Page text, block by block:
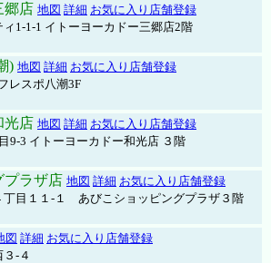
郷店 地図 詳細 お気に入り店舗登録
1-1-1 イトーヨーカドー三郷店2階
) 地図 詳細 お気に入り店舗登録
レスポ八潮3F
光店 地図 詳細 お気に入り店舗登録
9-3 イトーヨーカドー和光店 ３階
プラザ店 地図 詳細 お気に入り店舗登録
丁目１１-１ あびこショッピングプラザ３階
図 詳細 お気に入り店舗登録
-４